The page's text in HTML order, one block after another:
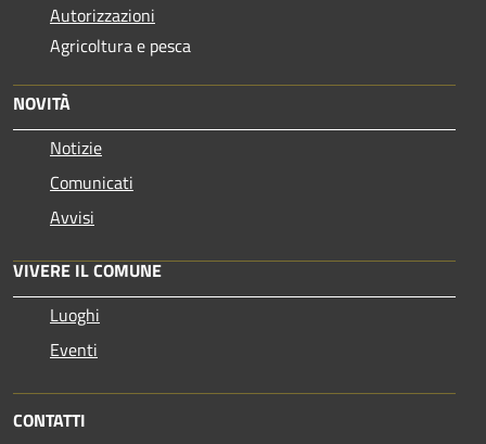
Autorizzazioni
Agricoltura e pesca
NOVITÀ
Notizie
Comunicati
Avvisi
VIVERE IL COMUNE
Luoghi
Eventi
CONTATTI